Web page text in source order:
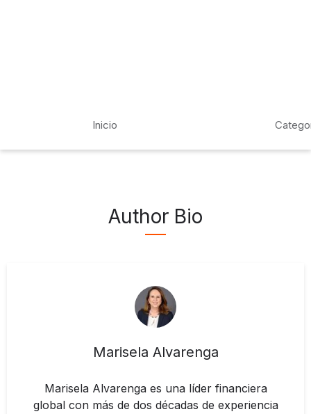
Inicio
Author Bio
Marisela Alvarenga
Marisela Alvarenga es una líder financiera
global con más de dos décadas de experiencia